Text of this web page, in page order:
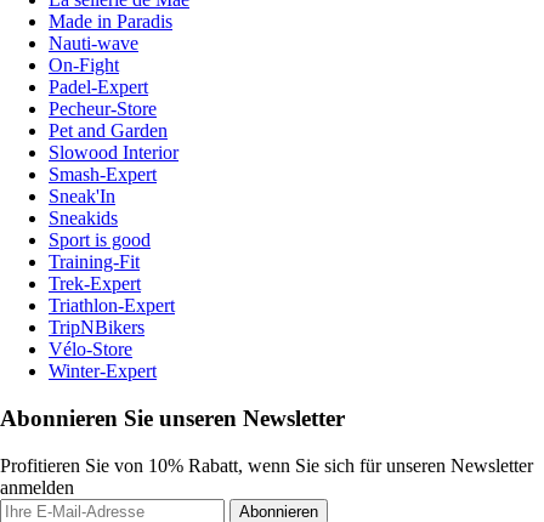
Made in Paradis
Nauti-wave
On-Fight
Padel-Expert
Pecheur-Store
Pet and Garden
Slowood Interior
Smash-Expert
Sneak'In
Sneakids
Sport is good
Training-Fit
Trek-Expert
Triathlon-Expert
TripNBikers
Vélo-Store
Winter-Expert
Abonnieren Sie unseren Newsletter
Profitieren Sie von 10% Rabatt, wenn Sie sich für unseren Newsletter
anmelden
Abonnieren